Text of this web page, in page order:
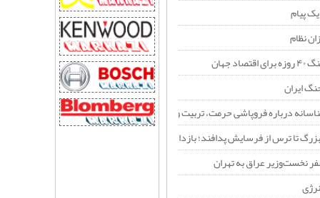
پیام
نظام
جهان
ایران
درباره فروپاشی حرمت، تربیت و نسبت نسل‌ها در عصر فردگرایی
تا ترس از فرسایش پدافند؛ بازدارندگی جدید ایران در برابر آمریکا
نخست‌وزیر عراق به تهران